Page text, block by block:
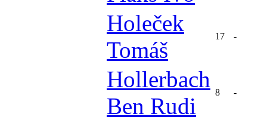
Holeček
Tomáš
17 -
Hollerbach
Ben Rudi
8 -